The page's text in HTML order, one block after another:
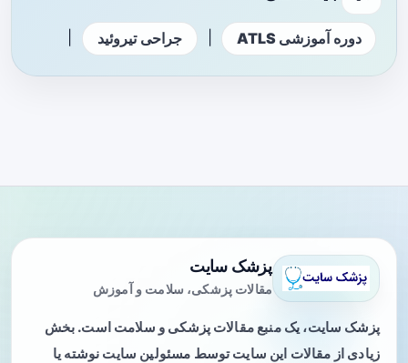
دوره آموزشی ATLS جراحی تیروئید
پزشک سایت
مقالات پزشکی، سلامت و آموزش
پزشک سایت، یک منبع مقالات پزشکی و سلامت است. بخش
زیادی از مقالات این سایت توسط مسئولین سایت نوشته یا